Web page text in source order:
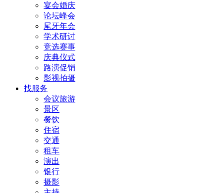
宴会婚庆
论坛峰会
尾牙年会
学术研讨
竞选赛事
庆典仪式
路演促销
影视拍摄
找服务
会议旅游
景区
餐饮
住宿
交通
租车
演出
银行
摄影